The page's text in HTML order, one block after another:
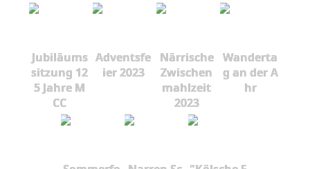
Jubiläums
sitzung 12
5 Jahre M
CC
Adventsfe
ier 2023
Närrische
Zwischen
mahlzeit
2023
Wanderta
g an der A
hr